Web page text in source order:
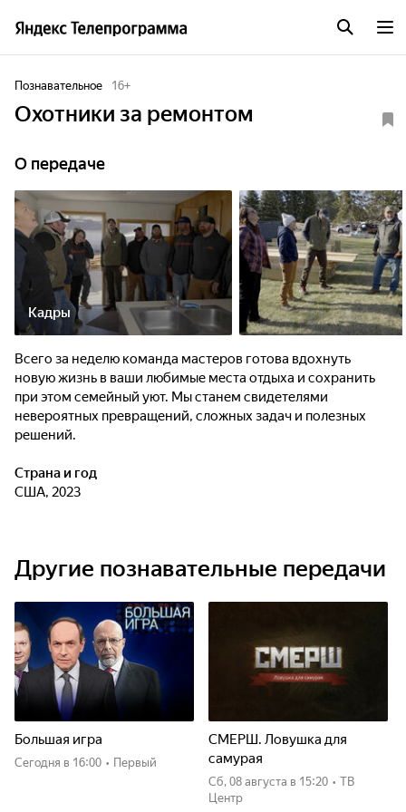
Познавательное 16+
Охотники за ремонтом
О передаче
Кадры
Всего за неделю команда мастеров готова вдохнуть
новую жизнь в ваши любимые места отдыха и сохранить
при этом семейный уют. Мы станем свидетелями
невероятных превращений, сложных задач и полезных
решений.
Страна и год
США, 2023
Другие познавательные передачи
Большая игра
Сегодня в 16:00 • Первый
СМЕРШ. Ловушка для
самурая
сб, 08 августа в 15:20 • ТВ
Центр